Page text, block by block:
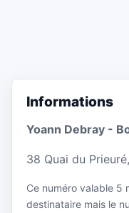
Informations
Yoann Debray -
38 Quai du
Ce numéro valable 5
destinataire mais le